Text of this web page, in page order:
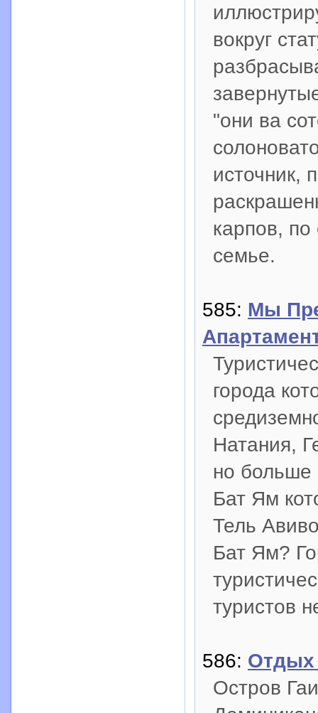
вокруг
"они ва
источник,
карпов,
семье.
585: Мы
города
Натания,
но больше
Бат Ям
Тель
Бат Ям?
туристов
586: Отдых
Остров